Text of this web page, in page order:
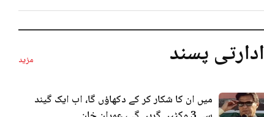
ادارتی پسند مزید
میں ان کا شکار کر کے دکھاؤں گا، اب ایک گیند